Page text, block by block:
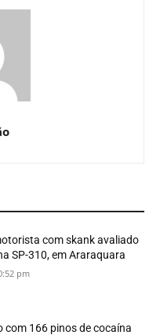
com skank avaliado
SP-310, em Araraquara
pm
com 166 pinos de cocaína